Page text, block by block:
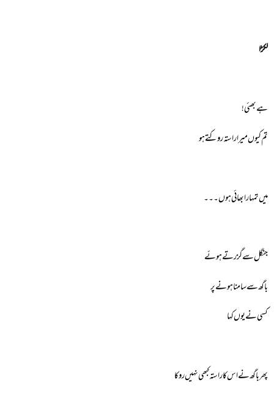
لکڑا
ہے بھئی!
تم کیوں میرا راستہ روکتے ہو
میں تمہارا بھائی ہوں۔۔۔
جنگل سے گزرتے ہوئے
باگھ سے سامنا ہونے پر
کسی نے یوں کہا
پھر باگھ نے اس کا راستہ کبھی نہیں روکا